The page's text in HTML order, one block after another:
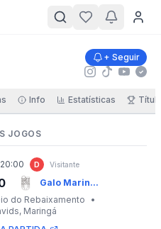
+ Seguir
Info Estatísticas
JOGOS
20:00 D Visitante
Galo Marin...
do Rebaixamento
•
, Maringá